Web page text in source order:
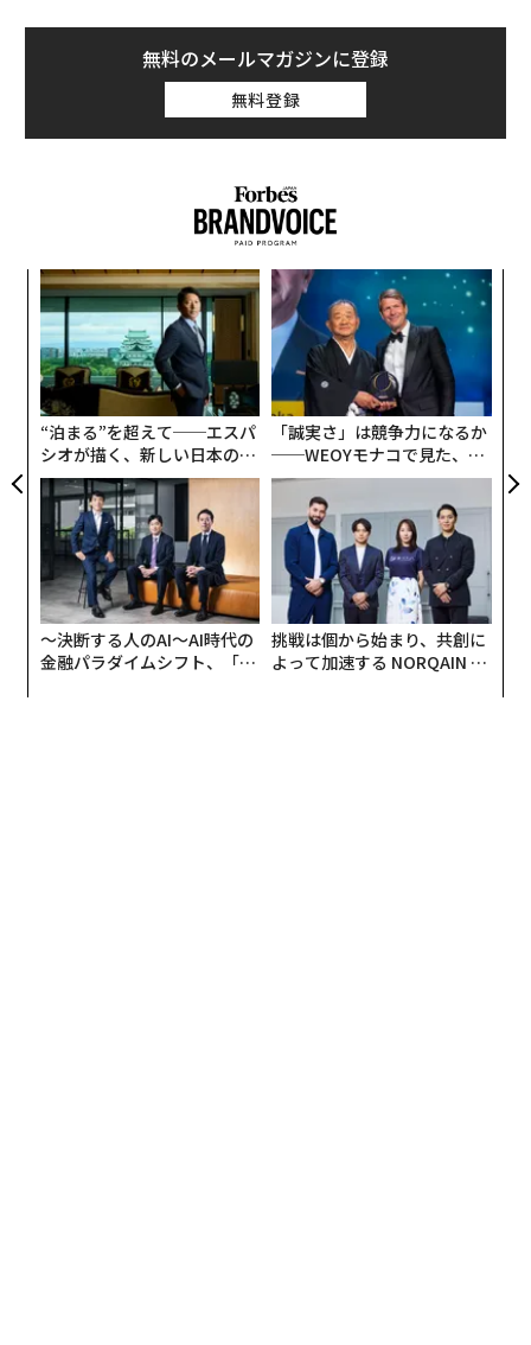
音楽の冒険家、ピアニスト上原ひろみが誘う「ワンダーランド」
ジャンルの壁を飛び越え続けるピアニスト、角野隼斗の原点
アマゾン、大作ドラマ宣伝にAI画像使い物議 ゲーム原作の『Fallout』
グラミー賞 音楽
advertisement
の後、この報道を否定したが、Puck Newsの記者は、こ
の件が事実だと主張している。
さらに、21日にビルボードは、アリアナ・グランデとデ
ミ・レヴァートがブラウンの元を離れたと報じた。
無料のメールマガジンに登録
無料登録
“泊まる”を超えて──エスパ
シオが描く、新しい日本のラ
グジュアリー（前編）
「誠実さ」は競争力になるか
──WEOYモナコで見た、く
ら寿司の経営哲学
〜決断する人のAI〜AI時代の
金融パラダイムシフト、「超
挑戦は個から始まり、共創に
よって加速する NORQAIN JA